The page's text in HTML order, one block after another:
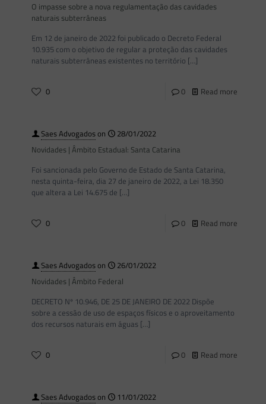
O impasse sobre a nova regulamentação das cavidades
naturais subterrâneas
Em 12 de janeiro de 2022 foi publicado o Decreto Federal
10.935 com o objetivo de regular a proteção das cavidades
naturais subterrâneas existentes no território […]
0 0 Read more
Saes Advogadoson
28/01/2022
Novidades | Âmbito Estadual: Santa Catarina
Foi sancionada pelo Governo de Estado de Santa Catarina,
nesta quinta-feira, dia 27 de janeiro de 2022, a Lei 18.350
que altera a Lei 14.675 de […]
0 0 Read more
Saes Advogadoson
26/01/2022
Novidades | Âmbito Federal
DECRETO Nº 10.946, DE 25 DE JANEIRO DE 2022 Dispõe
sobre a cessão de uso de espaços físicos e o aproveitamento
dos recursos naturais em águas […]
0 0 Read more
Saes Advogadoson
11/01/2022